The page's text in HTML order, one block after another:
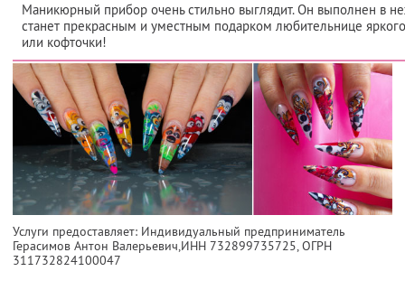
Маникюрный прибор очень стильно выглядит. Он выполнен в
станет прекрасным и уместным подарком любительнице
или кофточки!
Услуги предоставляет: Индивидуальный предприниматель
Герасимов Антон Валерьевич,ИНН 732899735725, ОГРН
311732824100047